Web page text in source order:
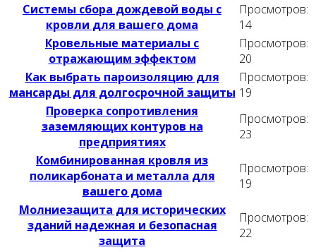
Системы сбора дождевой воды с
кровли для вашего дома
Просмотров:
14
Кровельные материалы с
отражающим эффектом
Просмотров:
20
Как выбрать пароизоляцию для
мансарды для долгосрочной защиты
Просмотров:
19
Проверка сопротивления
заземляющих контуров на
предприятиях
Просмотров:
23
Комбинированная кровля из
поликарбоната и металла для
вашего дома
Просмотров:
19
Молниезащита для исторических
зданий надежная и безопасная
защита
Просмотров:
22